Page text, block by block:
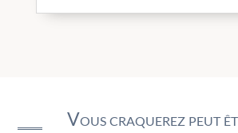
Vous craquerez peut